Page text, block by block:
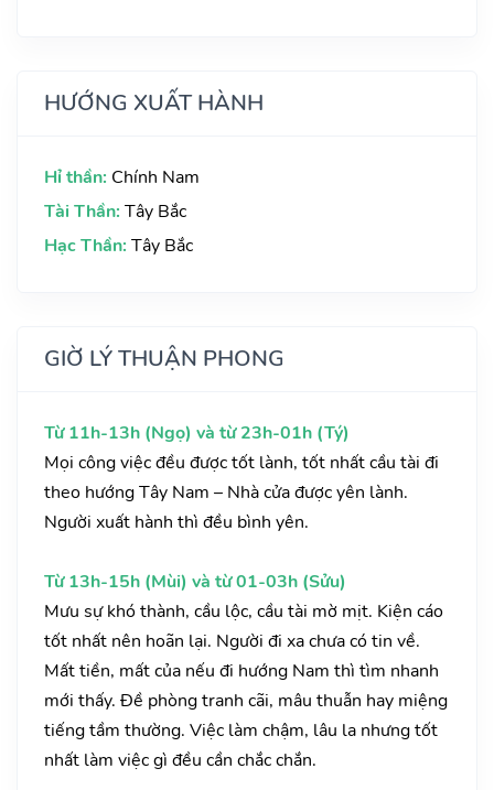
HƯỚNG XUẤT HÀNH
Hỉ thần: Chính Nam
Tài Thần: Tây Bắc
Hạc Thần: Tây Bắc
GIỜ LÝ THUẬN PHONG
Từ 11h-13h (Ngọ) và từ 23h-01h (Tý)
Mọi công việc đều được tốt lành, tốt nhất cầu tài đi
theo hướng Tây Nam – Nhà cửa được yên lành.
Người xuất hành thì đều bình yên.
Từ 13h-15h (Mùi) và từ 01-03h (Sửu)
Mưu sự khó thành, cầu lộc, cầu tài mờ mịt. Kiện cáo
tốt nhất nên hoãn lại. Người đi xa chưa có tin về.
Mất tiền, mất của nếu đi hướng Nam thì tìm nhanh
mới thấy. Đề phòng tranh cãi, mâu thuẫn hay miệng
tiếng tầm thường. Việc làm chậm, lâu la nhưng tốt
nhất làm việc gì đều cần chắc chắn.